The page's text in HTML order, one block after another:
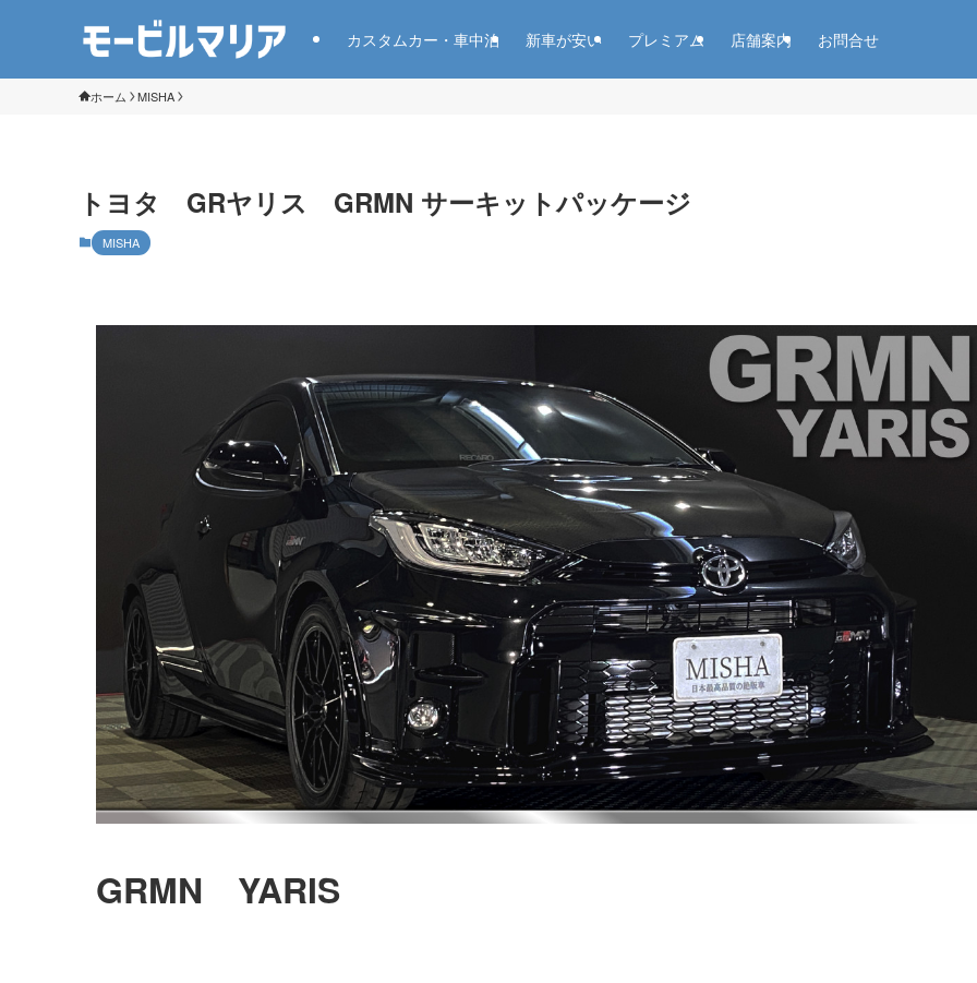
カスタムカー・車中泊 新車が安い プレミアム 店舗案内 お問合せ
ホーム MISHA
トヨタ GRヤリス GRMN サーキットパッケージ
MISHA
GRMN YARIS